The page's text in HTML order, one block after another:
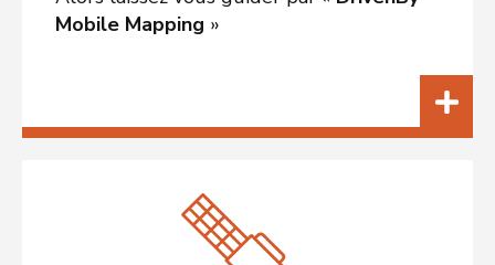
Mobile Mapping »